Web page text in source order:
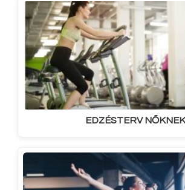
EDZÉSTERV NŐKNEK